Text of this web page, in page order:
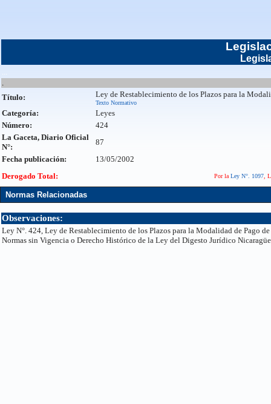
...
.
Título: Ley de Restablecimiento de los Plazos para la
Texto Normativo
Categoría:
Leyes
Número:
424
La Gaceta, Diario Oficial
N°:
87
Fecha publicación:
13/05/2002
Derogado Total:
Por la Ley N°. 1097,
Normas Relacionadas
Observaciones:
Ley N°. 424, Ley de Restablecimiento de los Plazos para la Modalidad de Pago
Normas sin Vigencia o Derecho Histórico de la Ley del Digesto Jurídico